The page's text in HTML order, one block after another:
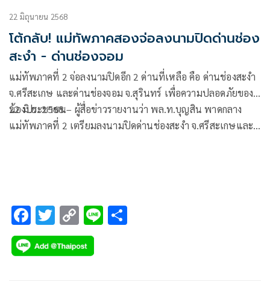
22 มิถุนายน 2568
โต้กลับ! แม่ทัพภาคสองจ่อลงนามปิดด่านช่อง
สะงำ - ด่านช่องจอม
แม่ทัพภาคที่ 2 จ่อลงนามปิดอีก 2 ด่านที่เหลือ คือ ด่านช่องสะงำ
จ.ศรีสะเกษ และด่านช่องจอม จ.สุรินทร์ เพื่อความปลอดภัยของพี่
น้องประชาชน
22 มิ.ย. 2568 – ผู้สื่อข่าวรายงานว่า พล.ท.บุญสิน พาดกลาง
แม่ทัพภาคที่ 2 เตรียมลงนามปิดด่านช่องสะงำ จ.ศรีสะเกษและ
F
ac
e
T
wi
tt
C
o
p
Li